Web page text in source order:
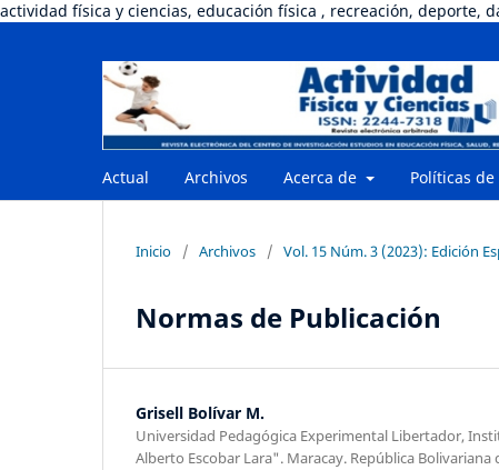
actividad física y ciencias, educación física , recreación, deporte,
Actual Archivos Acerca de Políticas de
Inicio / Archivos / Vol. 15 Núm. 3 (2023): Edición
Normas de Publicación
Grisell Bolívar M.
Universidad Pedagógica Experimental Libertador,
Alberto Escobar Lara". Maracay. República Bolivariana